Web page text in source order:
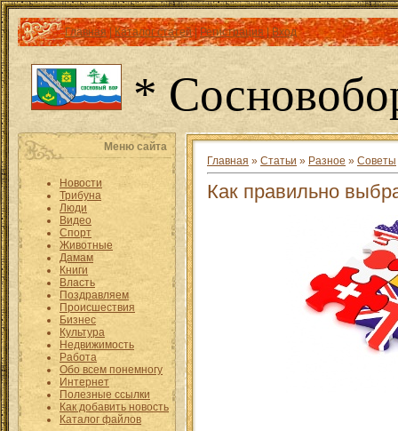
Главная|Каталог статей|Регистрация |Вход
*
Меню сайта
Новости
Трибуна
Люди
Видео
Спорт
Животные
Дамам
Книги
Власть
Поздравляем
Происшествия
Бизнес
Культура
Недвижимость
Работа
Обо всем понемногу
Интернет
Полезные ссылки
Как добавить новость
Каталог файлов
Главная » Статьи » Разное » Советы
Как правильно